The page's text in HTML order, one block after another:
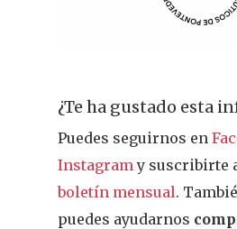
¿Te ha gustado esta
Puedes seguirnos en
Instagram y suscribirte
boletín mensual.
puedes ayudarnos